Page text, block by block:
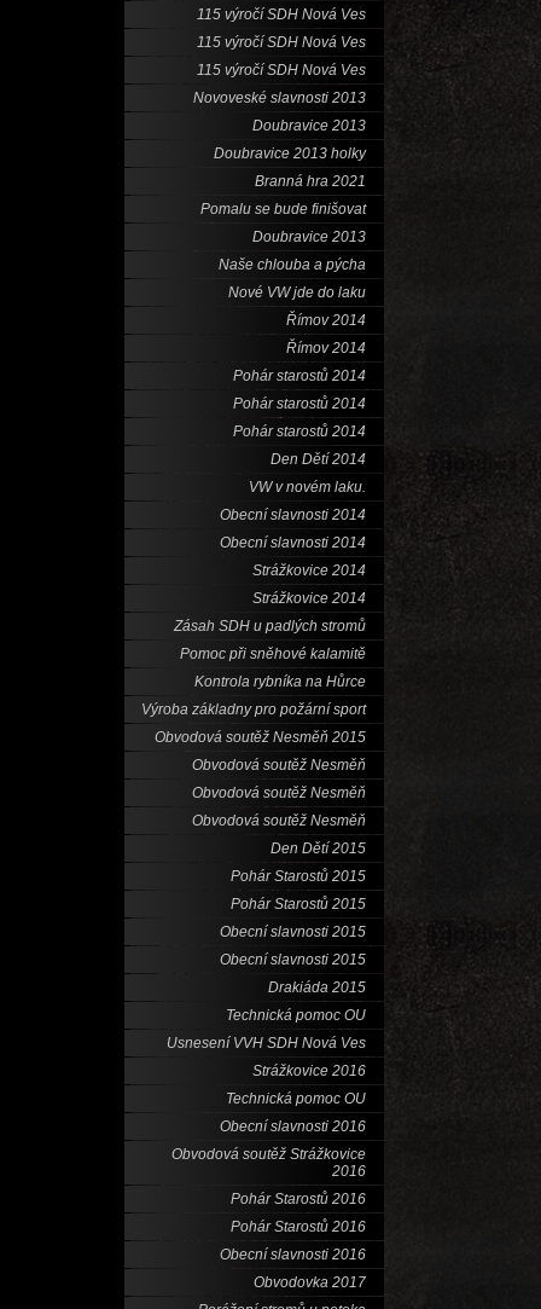
115 výročí SDH Nová Ves
115 výročí SDH Nová Ves
115 výročí SDH Nová Ves
Novoveské slavnosti 2013
Doubravice 2013
Doubravice 2013 holky
Branná hra 2021
Pomalu se bude finišovat
Doubravice 2013
Naše chlouba a pýcha
Nové VW jde do laku
Římov 2014
Římov 2014
Pohár starostů 2014
Pohár starostů 2014
Pohár starostů 2014
Den Dětí 2014
VW v novém laku.
Obecní slavnosti 2014
Obecní slavnosti 2014
Strážkovice 2014
Strážkovice 2014
Zásah SDH u padlých stromů
Pomoc při sněhové kalamitě
Kontrola rybníka na Hůrce
Výroba základny pro požární sport
Obvodová soutěž Nesměň 2015
Obvodová soutěž Nesměň
Obvodová soutěž Nesměň
Obvodová soutěž Nesměň
Den Dětí 2015
Pohár Starostů 2015
Pohár Starostů 2015
Obecní slavnosti 2015
Obecní slavnosti 2015
Drakiáda 2015
Technická pomoc OU
Usnesení VVH SDH Nová Ves
Strážkovice 2016
Technická pomoc OU
Obecní slavnosti 2016
Obvodová soutěž Strážkovice
2016
Pohár Starostů 2016
Pohár Starostů 2016
Obecní slavnosti 2016
Obvodovka 2017